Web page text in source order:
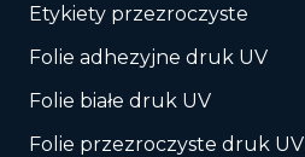
Etykiety przezroczyste
Folie adhezyjne druk UV
Folie białe druk UV
Folie przezroczyste druk UV